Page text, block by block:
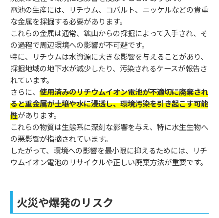
電池の生産には、リチウム、コバルト、ニッケルなどの貴重
な金属を採掘する必要があります。
これらの金属は通常、鉱山からの採掘によって入手され、そ
の過程で周辺環境への影響が不可避です。
特に、リチウムは水資源に大きな影響を与えることがあり、
採掘地域の地下水が減少したり、汚染されるケースが報告さ
れています。
さらに、 使用済みのリチウムイオン電池が不適切に廃棄され
ると重金属が土壌や水に浸透し、環境汚染を引き起こす可能
性があります。
これらの物質は生態系に深刻な影響を与え、特に水生生物へ
の悪影響が指摘されています。
したがって、環境への影響を最小限に抑えるためには、リチ
ウムイオン電池のリサイクルや正しい廃棄方法が重要です。
火災や爆発のリスク